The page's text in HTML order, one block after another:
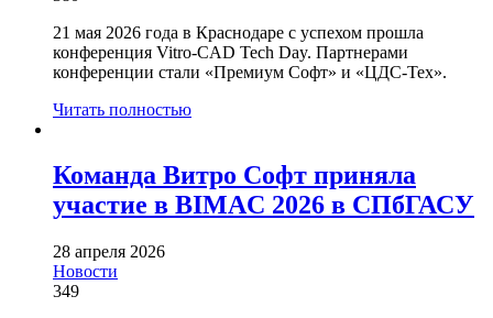
21 мая 2026 года в Краснодаре с успехом прошла
конференция Vitro-CAD Tech Day. Партнерами
конференции стали «Премиум Софт» и «ЦДС-Тех».
Читать полностью
Команда Витро Софт приняла
участие в BIMAC 2026 в СПбГАСУ
28 апреля 2026
Новости
349